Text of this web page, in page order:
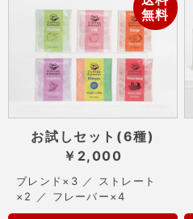
無料
お試しセット(6種)
￥2,000
ブレンド×3 ／ ストレート
×2 ／ フレーバー×4